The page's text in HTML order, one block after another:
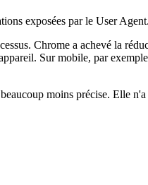
exposées par le User Agent.
Chrome a achevé la
Sur mobile, par
moins précise. Elle